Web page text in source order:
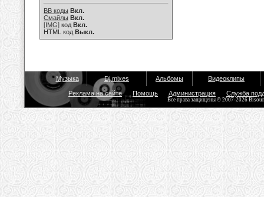
BB коды Вкл.
Смайлы Вкл.
[IMG] код Вкл.
HTML код Выкл.
Музыка Dj mixes Альбомы Видеоклипы
Реклама на сайте Помощь Администрация Служба
Все права защищены © 2007-2026